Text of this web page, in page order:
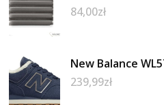
84,00zł
New Balance
239,99zł